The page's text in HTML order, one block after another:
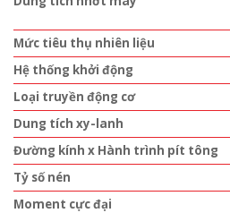
Mức tiêu thụ nhiên liệu
Hệ thống khởi động
Loại truyền động cơ
Dung tích xy-lanh
Đường kính x Hành trình pít tông
Tỷ số nén
Moment cực đại